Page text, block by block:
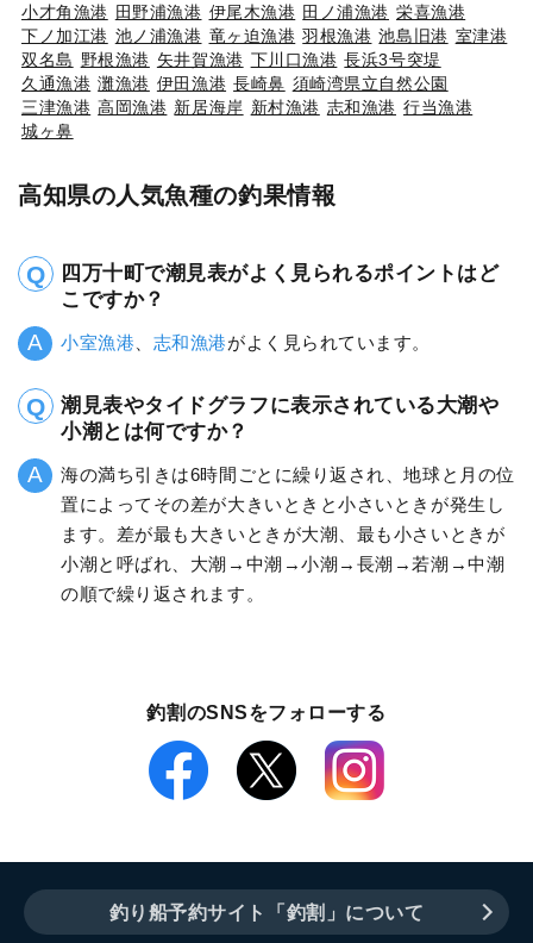
小才角漁港 田野浦漁港 伊尾木漁港 田ノ浦漁港 栄喜漁港
下ノ加江港 池ノ浦漁港 竜ヶ迫漁港 羽根漁港 池島旧港 室津港
双名島 野根漁港 矢井賀漁港 下川口漁港 長浜3号突堤
久通漁港 灘漁港 伊田漁港 長崎鼻 須崎湾県立自然公園
三津漁港 高岡漁港 新居海岸 新村漁港 志和漁港 行当漁港
城ヶ鼻
高知県の人気魚種の釣果情報
四万十町で潮見表がよく見られるポイントはど
こですか？
小室漁港、 志和漁港がよく見られています。
潮見表やタイドグラフに表示されている大潮や
小潮とは何ですか？
海の満ち引きは6時間ごとに繰り返され、地球と月の位
置によってその差が大きいときと小さいときが発生し
ます。差が最も大きいときが大潮、最も小さいときが
小潮と呼ばれ、大潮→中潮→小潮→長潮→若潮→中潮
の順で繰り返されます。
釣割のSNSをフォローする
釣り船予約サイト「釣割」について